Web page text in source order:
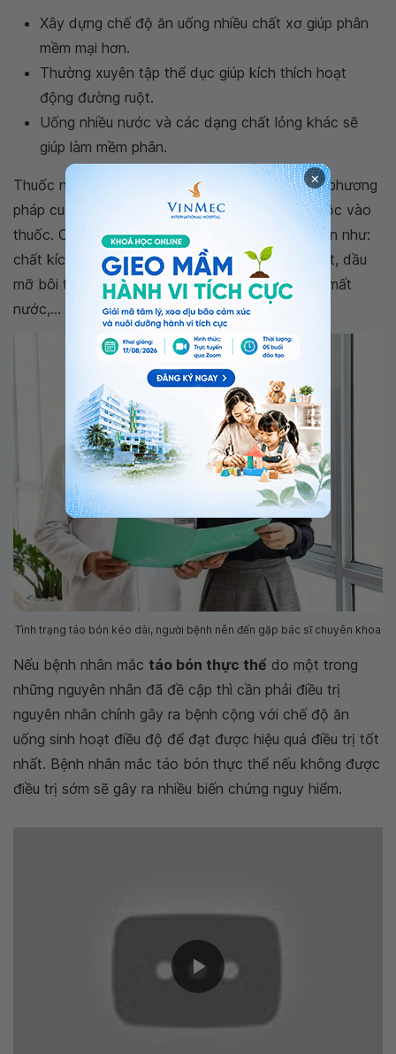
Xây dựng chế độ ăn uống nhiều chất xơ giúp phân
mềm mại hơn.
Thường xuyên tập thể dục giúp kích thích hoạt
động đường ruột.
Uống nhiều nước và các dạng chất lỏng khác sẽ
giúp làm mềm phân.
Thuốc nhuận tràng có thể được xem xét như là phương
pháp cuối cùng vì có thể khiến bệnh nhân lệ thuộc vào
thuốc. Có một số loại thuốc nhuận tràng phổ biến như:
chất kích thích gây co thắt nhịp nhàng trong ruột, dầu
mỡ bôi trơn, thuốc làm mềm phân, làm ẩm ngăn mất
nước,...
Tình trạng táo bón kéo dài, người bệnh nên đến gặp bác sĩ chuyên khoa
Nếu bệnh nhân mắc táo bón thực thể do một trong
những nguyên nhân đã đề cập thì cần phải điều trị
nguyên nhân chính gây ra bệnh cộng với chế độ ăn
uống sinh hoạt điều độ để đạt được hiệu quả điều trị tốt
nhất. Bệnh nhân mắc táo bón thực thể nếu không được
điều trị sớm sẽ gây ra nhiều biến chứng nguy hiểm.
×